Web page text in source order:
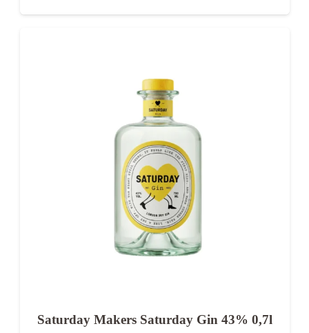
Saturday Makers Saturday Gin 43% 0,7l